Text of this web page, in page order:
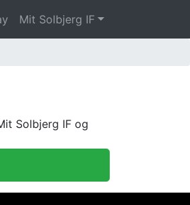
Mit Solbjerg IF
Solbjerg IF og